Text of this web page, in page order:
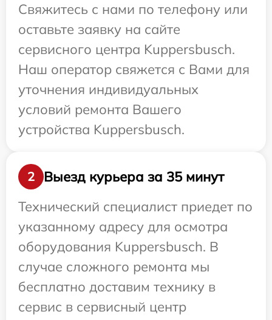
Свяжитесь с нами по телефону или
оставьте заявку на сайте
сервисного центра Kuppersbusch.
Наш оператор свяжется с Вами для
уточнения индивидуальных
условий ремонта Вашего
устройства Kuppersbusch.
2
Выезд курьера за 35 минут
Технический специалист приедет по
указанному адресу для осмотра
оборудования Kuppersbusch. В
случае сложного ремонта мы
бесплатно доставим технику в
сервис в сервисный центр